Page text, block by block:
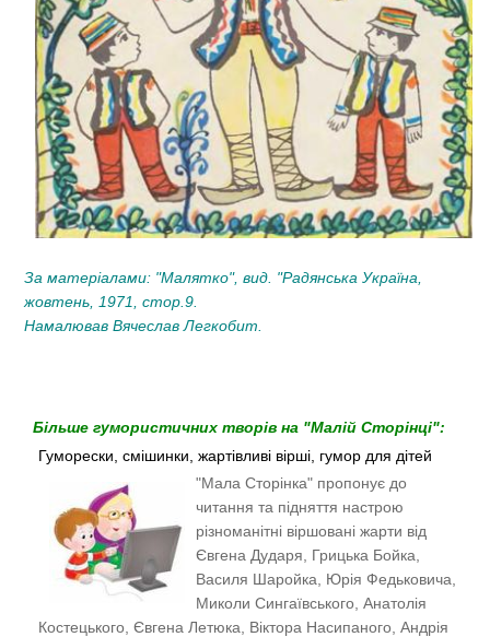
За матеріалами: "Малятко", вид. "Радянська Україна,
жовтень, 1971, стор.9.
Намалював Вячеслав Легкобит.
Більше гумористичних творів на "Малій Сторінці":
Гуморески, смішинки, жартівливі вірші, гумор для дітей
"Мала Сторінка" пропонує до
читання та підняття настрою
різноманітні віршовані жарти від
Євгена Дударя, Грицька Бойка,
Василя Шаройка, Юрія Федьковича,
Миколи Сингаївського, Анатолія
Костецького, Євгена Летюка, Віктора Насипаного, Андрія